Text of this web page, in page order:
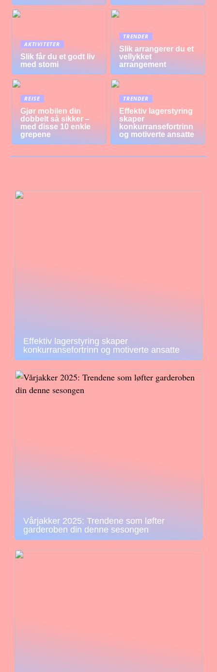
AKTIVITETER
Slik får du et godt liv
med stomi
TRENDER
Slik arrangerer du et
vellykket
arrangement
REISE
Gjør mobilen din
dobbelt så sikker –
med disse 10 enkle
grepene
TRENDER
Effektiv lagerstyring
skaper
konkurransefortrinn
og motiverte ansatte
Effektiv lagerstyring skaper
konkurransefortrinn og motiverte ansatte
Vårjakker 2025: Trendene som løfter
garderoben din denne sesongen